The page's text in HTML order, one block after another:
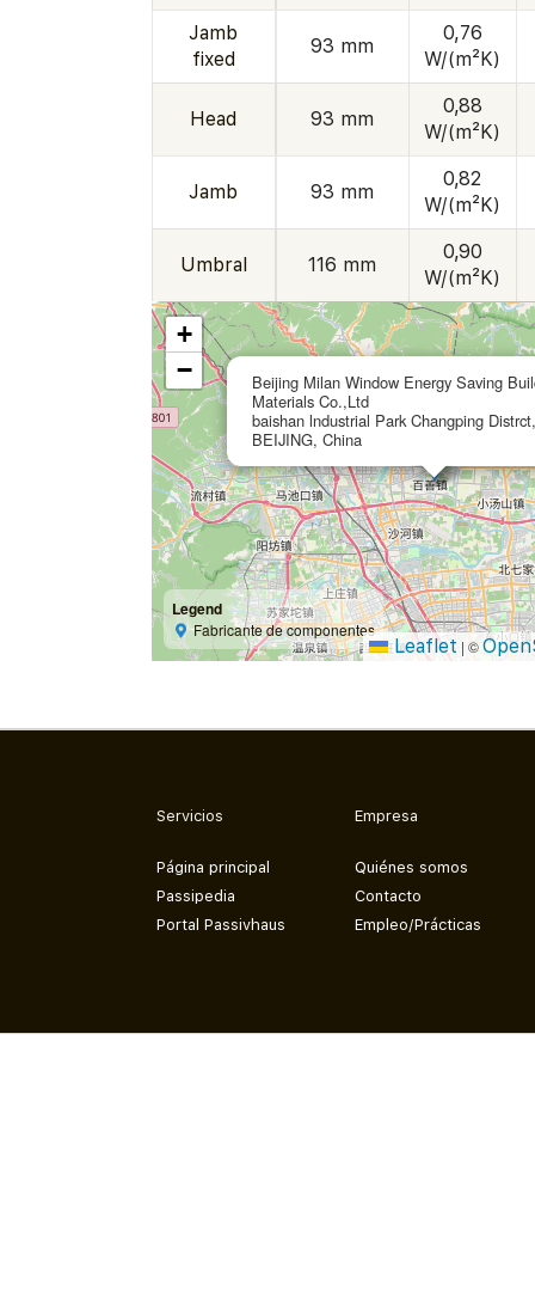
Jamb
fixed
93 mm
0,76
W/(m²K)
Head 93 mm
0,88
W/(m²K)
Jamb 93 mm
0,82
W/(m²K)
Umbral 116 mm
0,90
W/(m²K)
Beijing Milan Window Energy Saving
Materials Co.,Ltd
baishan lndustrial Park Changping
BEIJING, China
+
−
Legend
Fabricante de componentes
Leaflet | ©
Servicios
Página principal
Passipedia
Portal Passivhaus
Empresa
Quiénes somos
Contacto
Empleo/Prácticas